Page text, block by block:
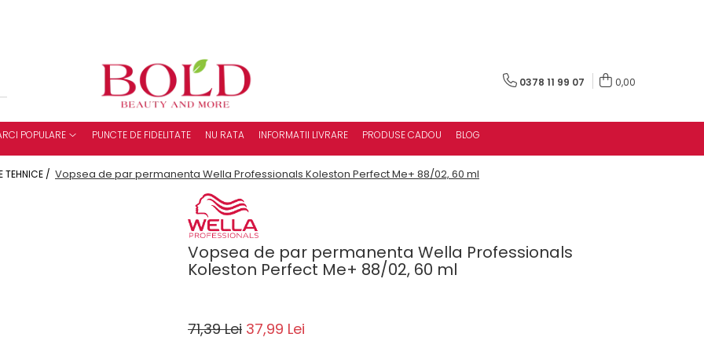
0378 11 99 07 0,00
POPULARE PUNCTE DE FIDELITATE NU RATA INFORMATII LIVRARE PRODUSE CADOU BLOG
TEHNICE / Vopsea de par permanenta Wella Professionals Koleston Perfect Me+ 88/02, 60 ml
Vopsea de par permanenta Wella Professionals
Koleston Perfect Me+ 88/02, 60 ml
71,39 Lei 37,99 Lei